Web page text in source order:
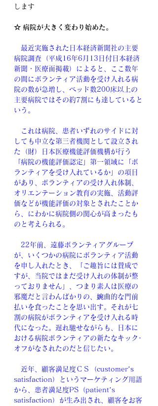
します
☆ 病院が大きく変わり始めた。
最近実施された日本経済新聞社の主要
病院調査（平成16年6月13日付日本経済
新聞・医療面掲載）によると、ここ数年
の間にボランティア活動を受け入れる病
院の数が急増し、ベッド数200床以上の
主要病院ではその約7割にも達していると
いう。
これは病院、患者いずれのサイドに対
しても中立な第三者機関として設立され
た（財）日本医療機能評価機構が行う
「病院の機能評価認定」第一領域に「ボ
ランティアを受け入れているか」の項目
があり、ボランティアの受け入れ体制、
オリエンテーション教育の実施、活動評
価などが機能評価の対象とされたことか
ら、にわかに病院側の関心が高まったも
のと考えられる。
22年前、遠藤ボランティアグループ
が、いくつかの病院にボランティア活動
を申し入れたとき、「ご趣旨には賛成で
すが、当院ではまだ受け入れの体制が整
っておりません」、つまり素人は医療の
邪魔だと言わんばかりの、婉曲的な門前
払いを食ったことを思い出す。それが七
割の病院がボランティアを受け入れる時
代になった。遅れ馳せながらも、日本に
おける病院ボランティアの新たなキック･
オフがなされたのだと信じたい。
近年、顧客満足度ＣＳ（customer’s
satisfaction）というマーケティング用語
から、患者満足度PS（patient’s
satisfaction）が生み出され、顧客をお客